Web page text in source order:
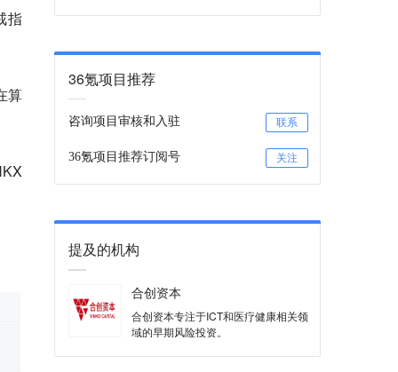
指
算
36氪项目推荐
咨询项目审核和入驻 联系
36氪项目推荐订阅号 关注
提及的机构
合创资本
合创资本专注于ICT和医疗健康相关领
域的早期风险投资。